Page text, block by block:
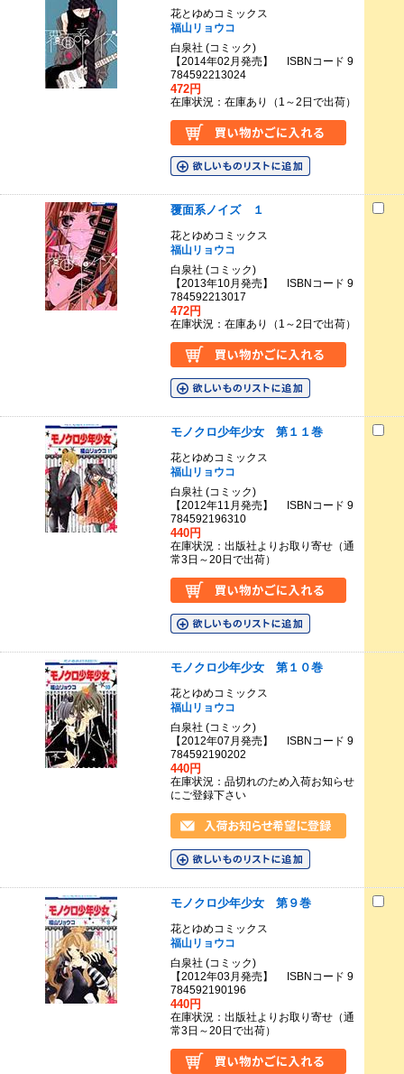
花とゆめコミックス
福山リョウコ
白泉社 (コミック)
【2014年02月発売】 ISBNコード 9
784592213024
472円
在庫状況：在庫あり（1～2日で出荷）
覆面系ノイズ １
花とゆめコミックス
福山リョウコ
白泉社 (コミック)
【2013年10月発売】 ISBNコード 9
784592213017
472円
在庫状況：在庫あり（1～2日で出荷）
モノクロ少年少女 第１１巻
花とゆめコミックス
福山リョウコ
白泉社 (コミック)
【2012年11月発売】 ISBNコード 9
784592196310
440円
在庫状況：出版社よりお取り寄せ（通
常3日～20日で出荷）
モノクロ少年少女 第１０巻
花とゆめコミックス
福山リョウコ
白泉社 (コミック)
【2012年07月発売】 ISBNコード 9
784592190202
440円
在庫状況：品切れのため入荷お知らせ
にご登録下さい
モノクロ少年少女 第９巻
花とゆめコミックス
福山リョウコ
白泉社 (コミック)
【2012年03月発売】 ISBNコード 9
784592190196
440円
在庫状況：出版社よりお取り寄せ（通
常3日～20日で出荷）